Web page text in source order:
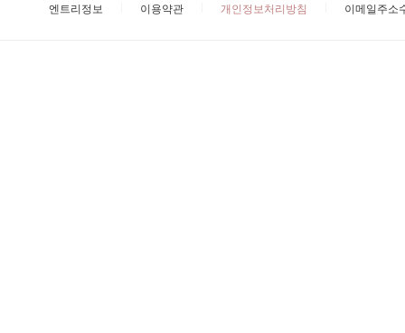
엔트리정보 이용약관 개인정보처리방침 이메일주소